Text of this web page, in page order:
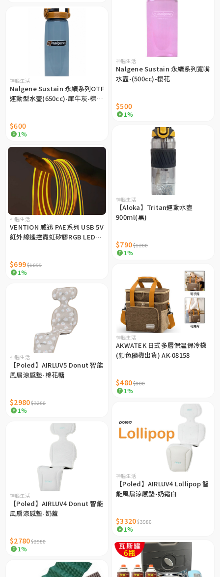
神腦生活
Nalgene Sustain 永續系列寬嘴
水壼-(500cc)-櫻花
$500
1%
神腦生活
Nalgene Sustain 永續系列OTF
運動型水壼(650cc)-犀牛灰-棕黑
$600
1%
神腦生活
【Aloka】Tritan運動水壼
900ml(黑)
$790$1280
1%
神腦生活
VENTION 威迅 PAE系列 USB 5V
紅外線遙控霓虹矽膠RGB LED軟
$699$1099
1%
神腦生活
AKWATEK 日式多層保溫保冷袋
(顏色隨機出貨) AK-08158
$480$800
1%
神腦生活
【Poled】AIRLUV5 Donut 智能
風扇涼感墊-棉花糖
$2980$3280
1%
神腦生活
【Poled】AIRLUV4 Lollipop 智
能風扇涼感墊-奶霜白
$3320$3980
1%
神腦生活
【Poled】AIRLUV4 Donut 智能
風扇涼感墊-奶蓋
$2780$2980
1%